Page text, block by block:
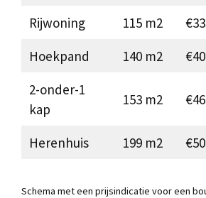
Rijwoning
115 m2
Hoekpand
140 m2
2-onder-1
kap
153 m2
Herenhuis 199 m2
Schema met een prijsindicatie voor een